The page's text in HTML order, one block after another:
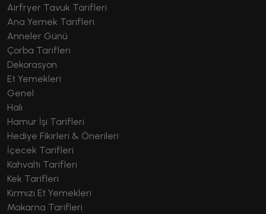
Airfryer Tavuk Tarifleri
Ana Yemek Tarifleri
Anneler Günü
Çorba Tarifleri
Dekorasyon
Et Yemekleri
Genel
Halı
Hamur İşi Tarifleri
Hediye Fikirleri & Önerileri
İçecek Tarifleri
Kahvaltı Tarifleri
Kek Tarifleri
Kırmızı Et Yemekleri
Makarna Tarifleri